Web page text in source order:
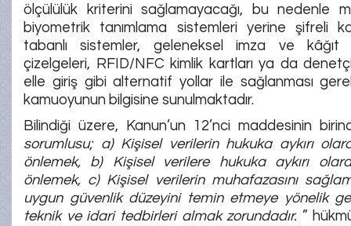
ölçülülük kriterini sağlamayacağı, bu nedenle
biyometrik tanımlama sistemleri yerine şifreli
tabanlı sistemler, geleneksel imza ve kâğıt
çizelgeleri, RFID/NFC kimlik kartları ya da
elle giriş gibi alternatif yollar ile sağlanması
kamuoyunun bilgisine sunulmaktadır.
Bilindiği üzere, Kanun’un 12’nci maddesinin
sorumlusu; a) Kişisel verilerin hukuka aykırı
önlemek, b) Kişisel verilere hukuka aykırı
önlemek, c) Kişisel verilerin muhafazasını
uygun güvenlik düzeyini temin etmeye yönelik
teknik ve idari tedbirleri almak zorundadır. ”